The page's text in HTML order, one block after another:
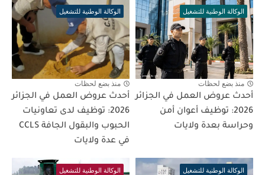
الوكالة الوطنية للتشغيل
منذ بضع لحظات
أحدث عروض العمل في الجزائر
2026: توظيف أعوان أمن
وحراسة بعدة ولايات
الوكالة الوطنية للتشغيل
منذ بضع لحظات
أحدث عروض العمل في الجزائر
2026: توظيف لدى تعاونيات
الحبوب والبقول الجافة CCLS
في عدة ولايات
الوكالة الوطنية للتشغيل الوكالة الوطنية للتشغيل